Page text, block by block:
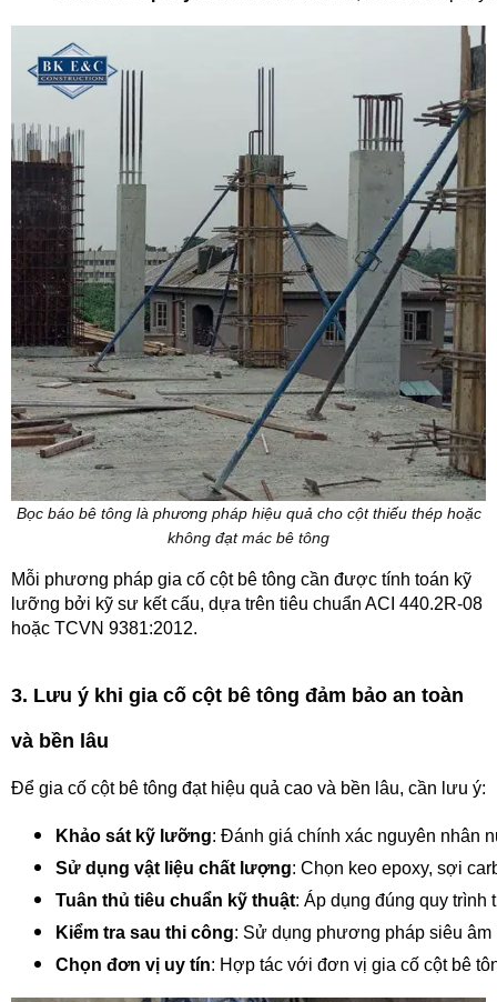
Bọc báo bê tông là phương pháp hiệu quả cho cột thiếu thép hoặc
không đạt mác bê tông
Mỗi phương pháp gia cố cột bê tông cần được tính toán kỹ
lưỡng bởi kỹ sư kết cấu, dựa trên tiêu chuẩn ACI 440.2R-08
hoặc TCVN 9381:2012.
3. Lưu ý khi gia cố cột bê tông đảm bảo an toàn
và bền lâu
Để gia cố cột bê tông đạt hiệu quả cao và bền lâu, cần lưu ý:
Khảo sát kỹ lưỡng: Đánh giá chính xác nguyên nhân
Sử dụng vật liệu chất lượng: Chọn keo epoxy, sợi
Tuân thủ tiêu chuẩn kỹ thuật: Áp dụng đúng quy trình
Kiểm tra sau thi công: Sử dụng phương pháp siêu âm
Chọn đơn vị uy tín: Hợp tác với đơn vị gia cố cột bê